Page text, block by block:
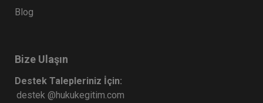
Blog
Bize Ulaşın
Destek Talepleriniz İçin:
destek @hukukegitim.com